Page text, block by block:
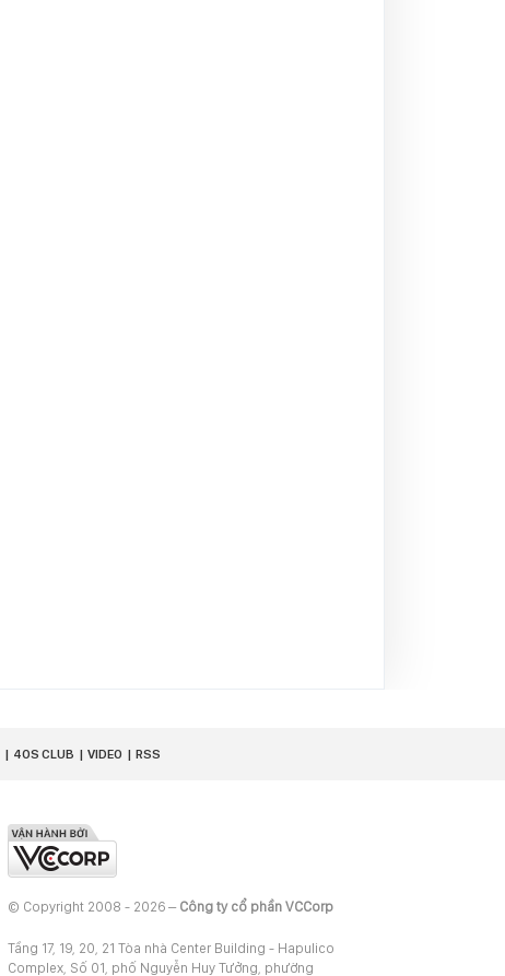
40S CLUB VIDEO RSS
© Copyright 2008 - 2026 – Công ty cổ phần VCCorp
Tầng 17, 19, 20, 21 Tòa nhà Center Building - Hapulico
Complex, Số 01, phố Nguyễn Huy Tưởng, phường